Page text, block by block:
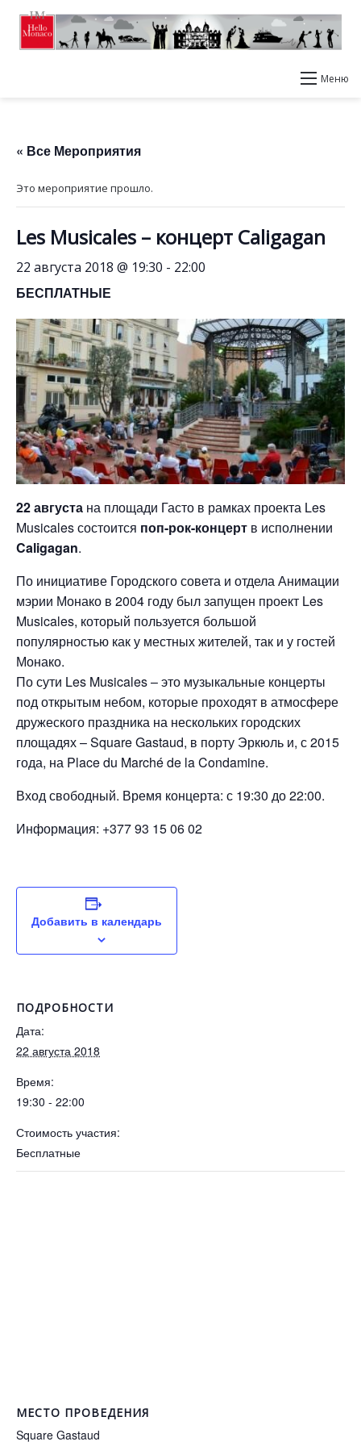
Меню
« Все Мероприятия
Это мероприятие прошло.
Les Musicales – концерт Caligagan
22 августа 2018 @ 19:30 - 22:00
БЕСПЛАТНЫЕ
22 августа на площади Гасто в рамках проекта Les
Musicales состоится поп-рок-концерт в исполнении
Caligagan.
По инициативе Городского совета и отдела Анимации
мэрии Монако в 2004 году был запущен проект Les
Musicales, который пользуется большой
популярностью как у местных жителей, так и у гостей
Монако.
По сути Les Musicales – это музыкальные концерты
под открытым небом, которые проходят в атмосфере
дружеского праздника на нескольких городских
площадях – Square Gastaud, в порту Эркюль и, с 2015
года, на Place du Marché de la Condamine.
Вход свободный. Время концерта: с 19:30 до 22:00.
Информация: +377 93 15 06 02
Добавить в календарь
ПОДРОБНОСТИ
Дата:
22 августа 2018
Время:
19:30 - 22:00
Стоимость участия:
Бесплатные
МЕСТО ПРОВЕДЕНИЯ
Square Gastaud